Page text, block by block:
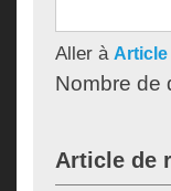
Aller à
Nombre de
Article de